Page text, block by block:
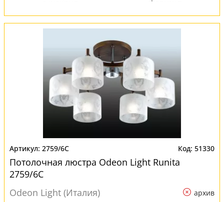
2759/6C 51330
Потолочная люстра Odeon Light Runita
2759/6C
Odeon Light (Италия)
архив